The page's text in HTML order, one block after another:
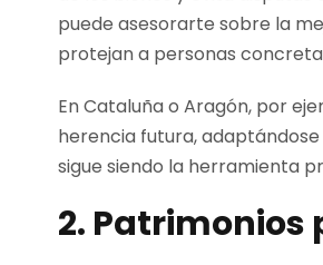
puede asesorarte sobre la
protejan a personas
En Cataluña o Aragón, por
herencia futura,
sigue siendo la herramienta
2. Patrimonios